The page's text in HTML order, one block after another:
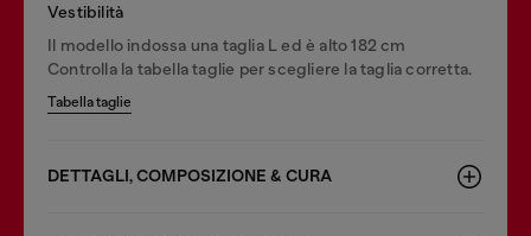
Vestibilità
Il modello indossa una taglia L ed è alto 182 cm
Controlla la tabella taglie per scegliere la taglia corretta.
Tabella taglie
DETTAGLI, COMPOSIZIONE & CURA